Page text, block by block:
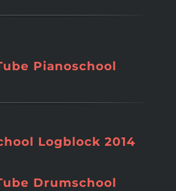
Pianoschool
Logblock 2014
Drumschool